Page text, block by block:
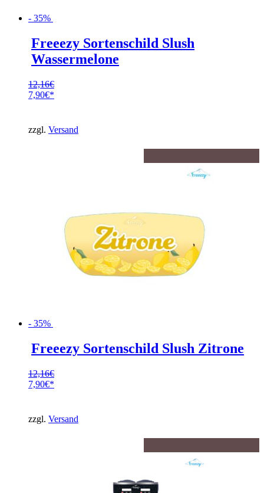
- 35%
Freeezy Sortenschild Slush
Wassermelone
12,16€
Ursprünglicher
12,16€
7,90€
ist:
7,90€.
zzgl. Versand
- 35%
Freeezy Sortenschild Slush Zitrone
12,16€
Ursprünglicher
12,16€
7,90€
ist:
7,90€.
zzgl. Versand